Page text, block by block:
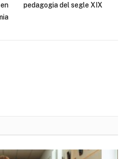
pedagogia del segle XIX